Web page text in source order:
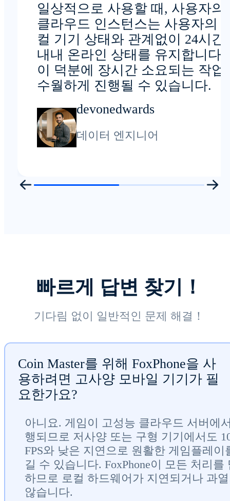
일상적으로 사용할 때, 사용자의
클라우드 인스턴스는 사용자의
컬 기기 상태와 관계없이 24시간
내내 온라인 상태를 유지합니다.
이 덕분에 장시간 소요되는 작업
수월하게 진행될 수 있습니다.
devonedwards
데이터 엔지니어
빠르게 답변 찾기！
기다림 없이 일반적인 문제 해결！
Coin Master를 위해 FoxPhone을 사
용하려면 고사양 모바일 기기가 필
요한가요?
아니요. 게임이 고성능 클라우드 서버에
행되므로 저사양 또는 구형 기기에서도
FPS와 낮은 지연으로 원활한 게임플레이
길 수 있습니다. FoxPhone이 모든 처리를
하므로 로컬 하드웨어가 지연되거나 과
않습니다.